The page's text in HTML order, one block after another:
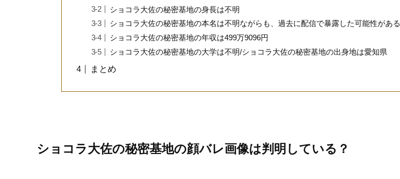
ショコラ大佐の秘密基地の身長は不明
ショコラ大佐の秘密基地の本名は不明ながらも、過去に配信で暴露した可能性がある
ショコラ大佐の秘密基地の年収は499万9096円
ショコラ大佐の秘密基地の大学は不明/ショコラ大佐の秘密基地の出身地は愛知県
まとめ
ショコラ大佐の秘密基地の顔バレ画像は判明している？